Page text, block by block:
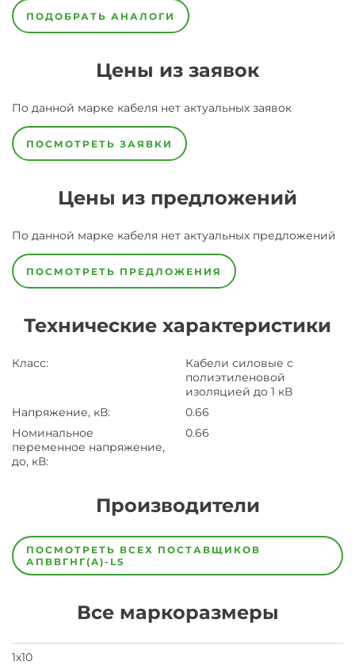
ПОДОБРАТЬ АНАЛОГИ
Цены из заявок
По данной марке кабеля нет актуальных заявок
ПОСМОТРЕТЬ ЗАЯВКИ
Цены из предложений
По данной марке кабеля нет актуальных предложений
ПОСМОТРЕТЬ ПРЕДЛОЖЕНИЯ
Технические характеристики
Класс:
Кабели силовые с
полиэтиленовой
изоляцией до 1 кВ
Напряжение, кВ:
0.66
Номинальное
переменное напряжение,
до, кВ:
0.66
Производители
Завод Завод-
изготовитель
предпочел
на
завод
ПОСМОТРЕТЬ ВСЕХ ПОСТАВЩИКОВ
АПВВГНГ(A)-LS
Все маркоразмеры
1х10